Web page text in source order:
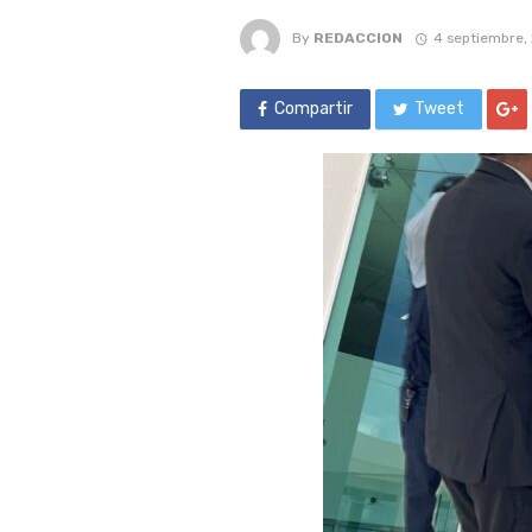
By REDACCION 4 septiembre,
Compartir Tweet